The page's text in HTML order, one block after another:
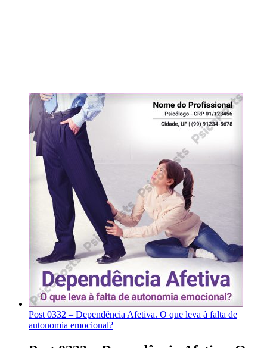
Post 0332 – Dependência Afetiva. O que leva à falta de
autonomia emocional?